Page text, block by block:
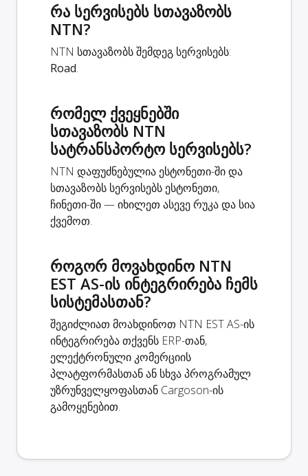
რა სერვისებს სთავაზობს
NTN?
NTN სთავაზობს შემდეგ სერვისებს:
Road.
რომელ ქვეყნებში
სთავაზობს NTN
სატრანსპორტო სერვისებს?
NTN დაფუძნებულია ესტონეთი-ში და
სთავაზობს სერვისებს ესტონეთი,
ჩინეთი-ში — იხილეთ ასევე რუკა და სია
ქვემოთ.
როგორ მოვახდინო NTN
EST AS-ის ინტეგრირება ჩემს
სისტემასთან?
შეგიძლიათ მოახდინოთ NTN EST AS-ის
ინტეგრირება თქვენს ERP-თან,
ელექტრონული კომერციის
პლატფორმასთან ან სხვა პროგრამულ
უზრუნველყოფასთან Cargoson-ის
გამოყენებით.